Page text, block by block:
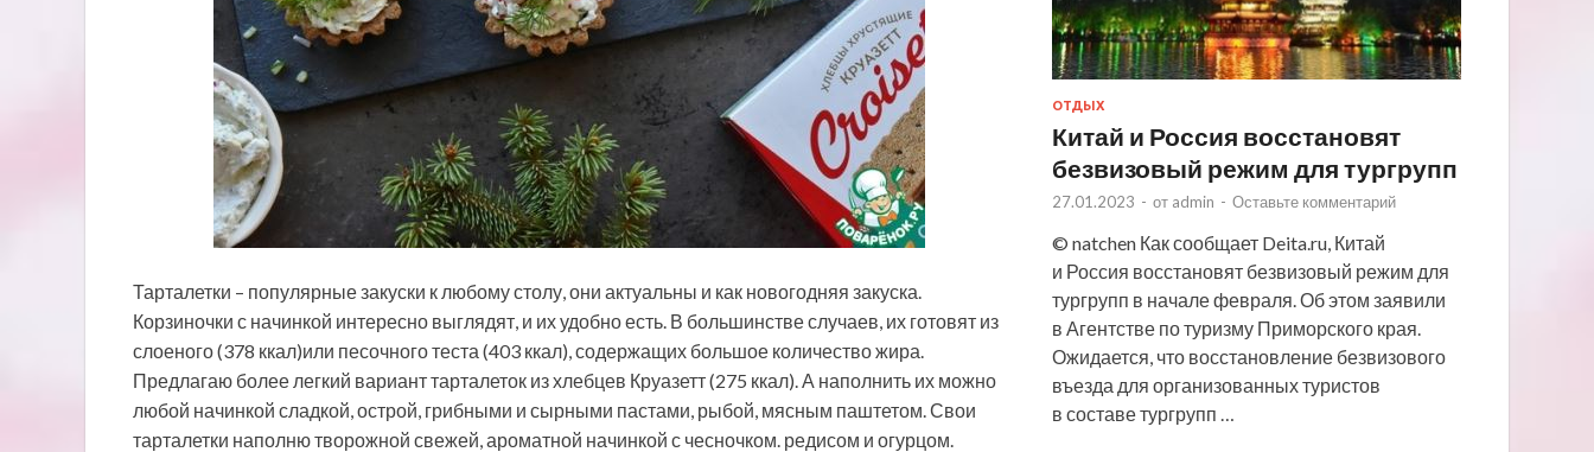
Тарталетки – популярные закуски к любому столу, они актуальны и как новогодняя закуска.
Корзиночки с начинкой интересно выглядят, и их удобно есть. В большинстве случаев, их готовят из
слоеного (378 ккал)или песочного теста (403 ккал), содержащих большое количество жира.
Предлагаю более легкий вариант тарталеток из хлебцев Круазетт (275 ккал). А наполнить их можно
любой начинкой сладкой, острой, грибными и сырными пастами, рыбой, мясным паштетом. Свои
тарталетки наполню творожной свежей, ароматной начинкой с чесночком. редисом и огурцом.
ОТДЫХ
Китай и Россия восстановят
безвизовый режим для тургрупп
27.01.2023 - от admin - Оставьте комментарий
© natchen Как сообщает Deita.ru, Китай
и Россия восстановят безвизовый режим для
тургрупп в начале февраля. Об этом заявили
в Агентстве по туризму Приморского края.
Ожидается, что восстановление безвизового
въезда для организованных туристов
в составе тургрупп …